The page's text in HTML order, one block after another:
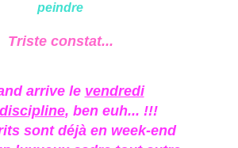
peindre
Triste constat...
arrive le vendredi
discipline, ben euh... !!!
sont déjà en week-end